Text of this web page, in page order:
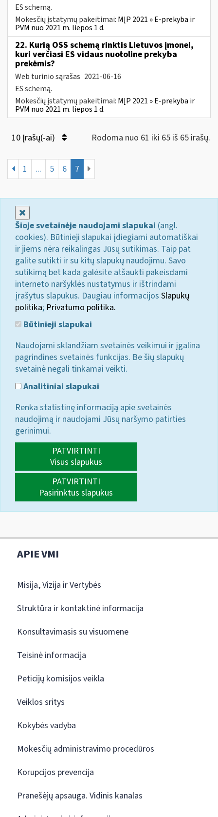
ES schemą.
Mokesčių įstatymų pakeitimai: MĮP 2021 » E-prekyba ir
PVM nuo 2021 m. liepos 1 d.
22. Kurią OSS schemą rinktis Lietuvos įmonei,
kuri verčiasi ES vidaus nuotoline prekyba
prekėmis?
Web turinio sąrašas 2021-06-16
ES schemą.
Mokesčių įstatymų pakeitimai: MĮP 2021 » E-prekyba ir
PVM nuo 2021 m. liepos 1 d.
10 Įrašų(-ai) Rodoma nuo 61 iki 65 iš 65 irašų.
1 ... 5 6 7
Šioje svetainėje naudojami slapukai (angl.
cookies). Būtinieji slapukai įdiegiami automatiškai
ir jiems nėra reikalingas Jūsų sutikimas. Taip pat
galite sutikti ir su kitų slapukų naudojimu. Savo
sutikimą bet kada galėsite atšaukti pakeisdami
interneto naršyklės nustatymus ir ištrindami
įrašytus slapukus. Daugiau informacijos Slapukų
politika; Privatumo politika.
Būtinieji slapukai
Naudojami sklandžiam svetainės veikimui ir įgalina
pagrindines svetainės funkcijas. Be šių slapukų
svetainė negali tinkamai veikti.
Analitiniai slapukai
Renka statistinę informaciją apie svetainės
naudojimą ir naudojami Jūsų naršymo patirties
gerinimui.
PATVIRTINTI
Visus slapukus
PATVIRTINTI
Pasirinktus slapukus
APIE VMI
Misija, Vizija ir Vertybės
Struktūra ir kontaktinė informacija
Konsultavimasis su visuomene
Teisinė informacija
Peticijų komisijos veikla
Veiklos sritys
Kokybės vadyba
Mokesčių administravimo procedūros
Korupcijos prevencija
Pranešėjų apsauga. Vidinis kanalas